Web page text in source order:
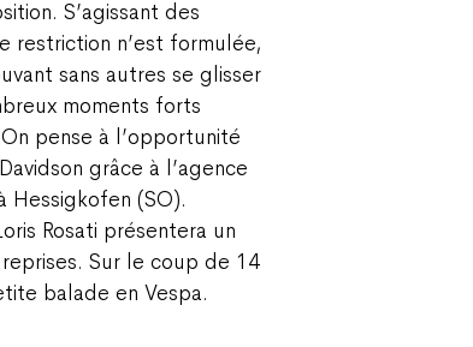
S’agissant des
restriction n’est formulée,
sans autres se glisser
moments forts
pense à l’opportunité
grâce à l’agence
Hessigkofen (SO).
Rosati présentera un
Sur le coup de 14
balade en Vespa.